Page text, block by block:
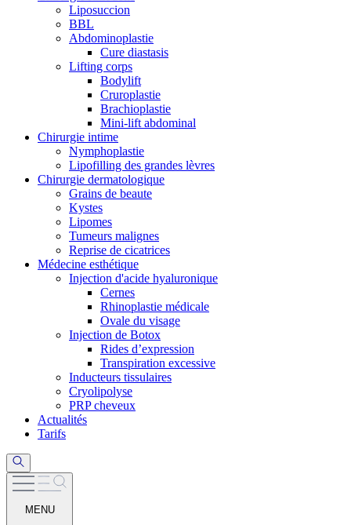
Liposuccion
BBL
Abdominoplastie
Cure diastasis
Lifting corps
Bodylift
Cruroplastie
Brachioplastie
Mini-lift abdominal
Chirurgie intime
Nymphoplastie
Lipofilling des grandes lèvres
Chirurgie dermatologique
Grains de beaute
Kystes
Lipomes
Tumeurs malignes
Reprise de cicatrices
Médecine esthétique
Injection d'acide hyaluronique
Cernes
Rhinoplastie médicale
Ovale du visage
Injection de Botox
Rides d’expression
Transpiration excessive
Inducteurs tissulaires
Cryolipolyse
PRP cheveux
Actualités
Tarifs
MENU